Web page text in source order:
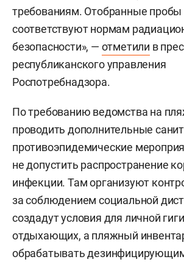
требованиям. Отобранные пробы
соответствуют нормам
безопасности», — отметили в
республиканского управления
Роспотребнадзора.
По требованию ведомства на
проводить дополнительные
противоэпидемические
не допустить распространение
инфекции. Там организуют
за соблюдением социальной
создадут условия для личной
отдыхающих, а пляжный
обрабатывать